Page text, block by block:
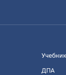
ДПА